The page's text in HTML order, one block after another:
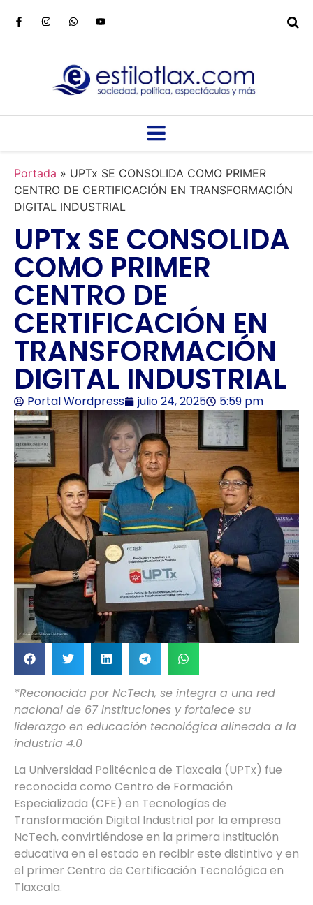
Portada » UPTx SE CONSOLIDA COMO PRIMER
CENTRO DE CERTIFICACIÓN EN TRANSFORMACIÓN
DIGITAL INDUSTRIAL
UPTx SE CONSOLIDA
COMO PRIMER
CENTRO DE
CERTIFICACIÓN EN
TRANSFORMACIÓN
DIGITAL INDUSTRIAL
Portal Wordpress julio 24, 2025 5:59 pm
*Reconocida por NcTech, se integra a una red
nacional de 67 instituciones y fortalece su
liderazgo en educación tecnológica alineada a la
industria 4.0
La Universidad Politécnica de Tlaxcala (UPTx) fue
reconocida como Centro de Formación
Especializada (CFE) en Tecnologías de
Transformación Digital Industrial por la empresa
NcTech, convirtiéndose en la primera institución
educativa en el estado en recibir este distintivo y en
el primer Centro de Certificación Tecnológica en
Tlaxcala.